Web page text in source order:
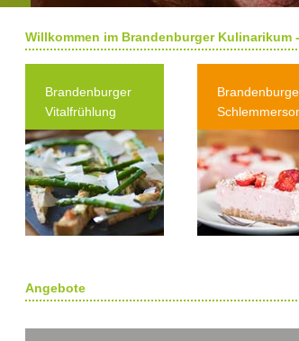
Willkommen im Brandenburger Kulinarikum
Brandenburger
Vitalfrühlung
Angebote